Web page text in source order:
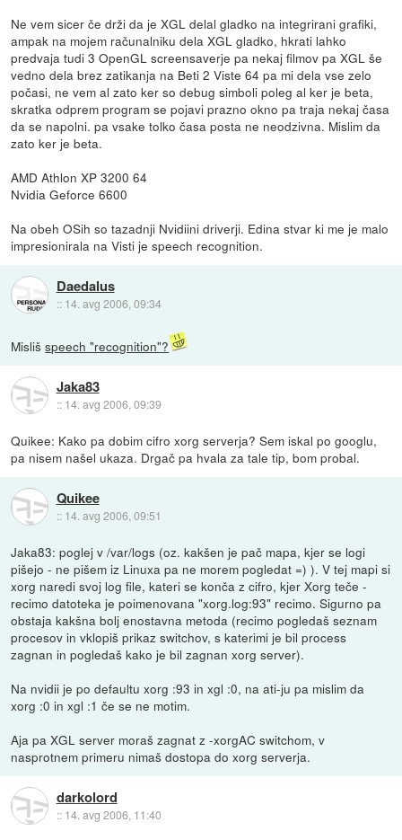
Ne vem sicer če drži da je XGL delal gladko na integrirani grafiki,
ampak na mojem računalniku dela XGL gladko, hkrati lahko
predvaja tudi 3 OpenGL screensaverje pa nekaj filmov pa XGL še
vedno dela brez zatikanja na Beti 2 Viste 64 pa mi dela vse zelo
počasi, ne vem al zato ker so debug simboli poleg al ker je beta,
skratka odprem program se pojavi prazno okno pa traja nekaj časa
da se napolni. pa vsake tolko časa posta ne neodzivna. Mislim da
zato ker je beta.
AMD Athlon XP 3200 64
Nvidia Geforce 6600
Na obeh OSih so tazadnji Nvidiini driverji. Edina stvar ki me je malo
impresionirala na Visti je speech recognition.
Daedalus
:: 14. avg 2006, 09:34
Mislišspeech "recognition"?
Jaka83
:: 14. avg 2006, 09:39
Quikee: Kako pa dobim cifro xorg serverja? Sem iskal po googlu,
pa nisem našel ukaza. Drgač pa hvala za tale tip, bom probal.
Quikee
:: 14. avg 2006, 09:51
Jaka83: poglej v /var/logs (oz. kakšen je pač mapa, kjer se logi
pišejo - ne pišem iz Linuxa pa ne morem pogledat =) ). V tej mapi si
xorg naredi svoj log file, kateri se konča z cifro, kjer Xorg teče -
recimo datoteka je poimenovana "xorg.log:93" recimo. Sigurno pa
obstaja kakšna bolj enostavna metoda (recimo pogledaš seznam
procesov in vklopiš prikaz switchov, s katerimi je bil process
zagnan in pogledaš kako je bil zagnan xorg server).
Na nvidii je po defaultu xorg :93 in xgl :0, na ati-ju pa mislim da
xorg :0 in xgl :1 če se ne motim.
Aja pa XGL server moraš zagnat z -xorgAC switchom, v
nasprotnem primeru nimaš dostopa do xorg serverja.
darkolord
:: 14. avg 2006, 11:40